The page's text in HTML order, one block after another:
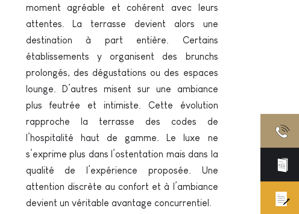
moment agréable et cohérent avec leurs
attentes. La terrasse devient alors une
destination à part entière. Certains
établissements y organisent des brunchs
prolongés, des dégustations ou des espaces
lounge. D’autres misent sur une ambiance
plus feutrée et intimiste. Cette évolution
rapproche la terrasse des codes de
l’hospitalité haut de gamme. Le luxe ne
s’exprime plus dans l’ostentation mais dans la
qualité de l’expérience proposée. Une
attention discrète au confort et à l’ambiance
devient un véritable avantage concurrentiel.